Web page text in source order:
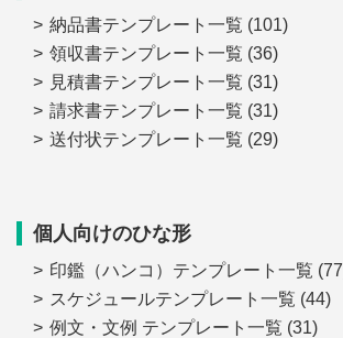
納品書テンプレート一覧 (101)
領収書テンプレート一覧 (36)
見積書テンプレート一覧 (31)
請求書テンプレート一覧 (31)
送付状テンプレート一覧 (29)
個人向けのひな形
印鑑（ハンコ）テンプレート一覧
スケジュールテンプレート一覧 (44)
例文・文例 テンプレート一覧 (31)